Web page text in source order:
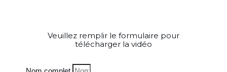
Veuillez remplir le formulaire pour
télécharger la vidéo